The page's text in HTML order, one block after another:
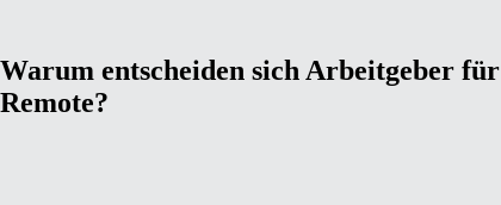
Warum entscheiden sich Arbeitgeber für
Remote?